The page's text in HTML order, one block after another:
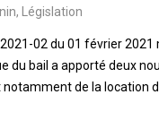
, Législation
02 du 01 février
du bail a apporté deux
notamment de la location